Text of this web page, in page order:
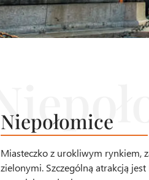
Niepołomice
Miasteczko z urokliwym rynkiem,
zielonymi. Szczególną atrakcją